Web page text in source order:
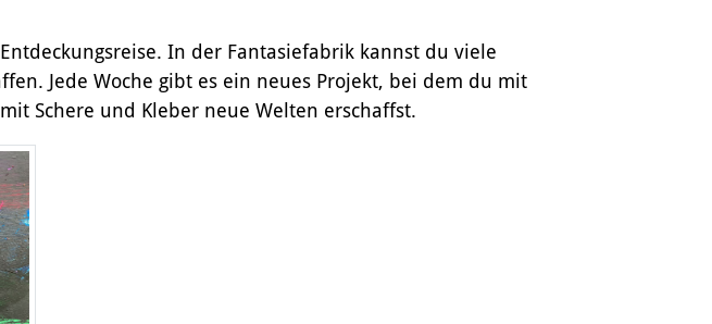
In der Fantasiefabrik kannst du viele
Jede Woche gibt es ein neues Projekt, bei dem du mit
Schere und Kleber neue Welten erschaffst.